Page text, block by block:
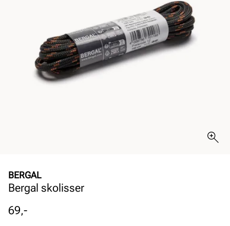
BERGAL
Bergal skolisser
Pris
69,-